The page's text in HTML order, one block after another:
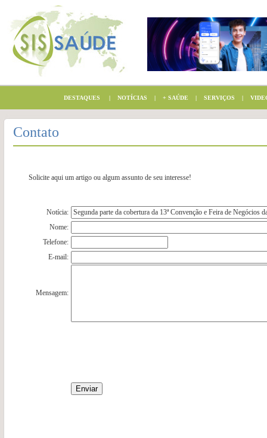
DESTAQUES | NOTÍCIAS | + SAÚDE | SERVIÇOS |
Contato
Solicite aqui um artigo ou algum assunto de seu interesse!
Notícia:
Nome:
Telefone:
E-mail:
Mensagem: